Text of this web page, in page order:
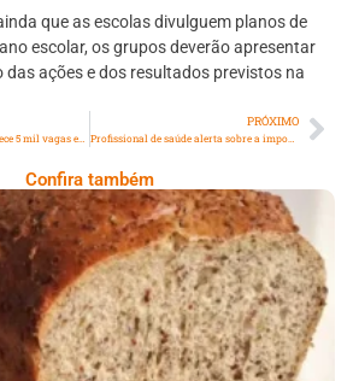
que as escolas divulguem planos de
escolar, os grupos deverão apresentar
das ações e dos resultados previstos na
Mutirão do CIEE Rio oferece 5 mil vagas extras de estágio na estação Carioca do MetrôRio
PRÓXIMO
Profissional de saúde alerta sobre a importância de atualizar cartão de vacinas antes das viagens de férias
Confira também
Bem: Pão Low Carb